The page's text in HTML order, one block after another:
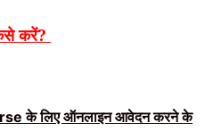
करें?
के लिए ऑनलाइन आवेदन करने के